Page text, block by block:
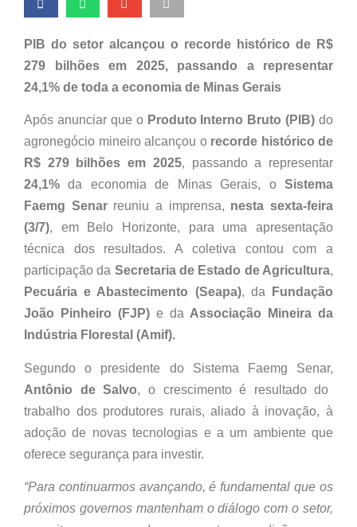
PIB do setor alcançou o recorde histórico de R$
279 bilhões em 2025, passando a representar
24,1% de toda a economia de Minas Gerais
Após anunciar que oProduto Interno Bruto (PIB) do
agronegócio mineiro alcançou o recorde histórico de
R$ 279 bilhões em 2025, passando a representar
24,1% da economia de Minas Gerais, o Sistema
Faemg Senarreuniu a imprensa, nesta sexta-feira
(3/7), em Belo Horizonte, para uma apresentação
técnica dos resultados. A coletiva contou com a
participação da Secretaria de Estado de Agricultura,
Pecuária e Abastecimento (Seapa), daFundação
João Pinheiro (FJP) e da Associação Mineira da
Indústria Florestal (Amif).
Segundo o presidente do Sistema Faemg Senar,
Antônio de Salvo, o crescimento é resultado do
trabalho dos produtores rurais, aliado à inovação, à
adoção de novas tecnologias e a um ambiente que
oferece segurança para investir.
“Para continuarmos avançando, é fundamental que os
próximos governos mantenham o diálogo com o setor,